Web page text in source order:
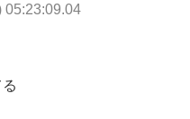
05:23:09.04